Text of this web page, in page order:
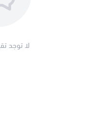
لا توجد